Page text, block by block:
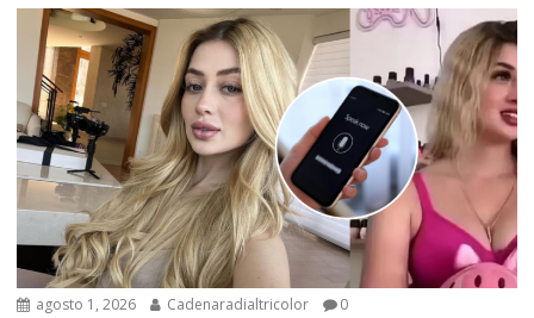
agosto 1, 2026 Cadenaradialtricolor 0